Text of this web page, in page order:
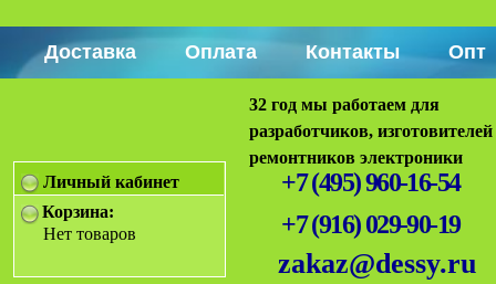
Доставка Оплата Контакты Опт
32 год мы работаем для
разработчиков,
ремонтников электроники
+7 (495) 960-16-54
+7 (916) 029-90-19
zakaz@dessy.ru
Личный кабинет
Корзина:
Нет товаров